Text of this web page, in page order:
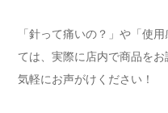
「針って痛いの？」や「使
ては、実際に店内で商品を
気軽にお声がけください！